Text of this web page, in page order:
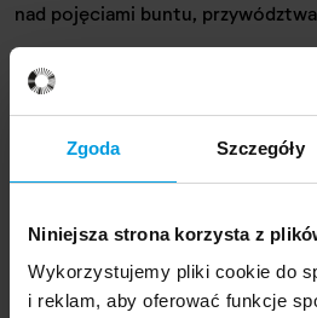
Zgoda Szczegóły
Niniejsza strona korzysta z
Wykorzystujemy pliki cookie do
i reklam, aby oferować funkcje
nad pojęciami buntu,
Autorka projektu
Przedmiot został
studentkę Industrial Design.